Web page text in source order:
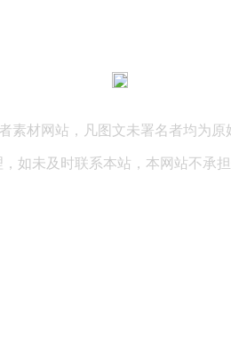
材网站，凡图文未署名者均为原
如未及时联系本站，本网站不承担